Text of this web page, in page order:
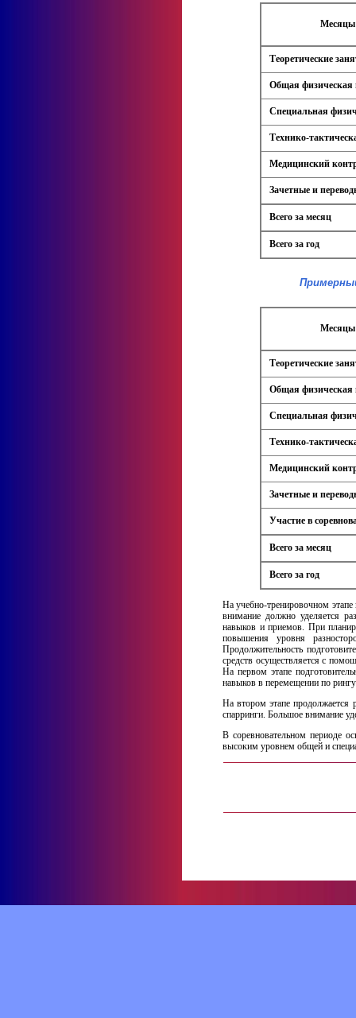
Месяцы
Теоретические
Общая физическая
Специальная
Технико-
Медицинский
Зачетные и
Всего за месяц
Всего за год
Месяцы
Теоретические
Общая физическая
Специальная
Технико-
Медицинский
Зачетные и
Участие в
Всего за месяц
Всего за год
На учебно-тренировочном
внимание должно уделяется
навыков и приемов. При
повышения уровня
Продолжительность
средств осуществляется с
На первом этапе
навыков в перемещении по
На втором этапе продолжается
спарринги. Большое внимание
В соревновательном периоде
высоким уровнем общей и